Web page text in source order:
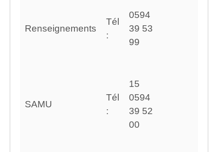
Renseignements
Tél
:
0594
39 53
99
SAMU
Tél
:
15
0594
39 52
00